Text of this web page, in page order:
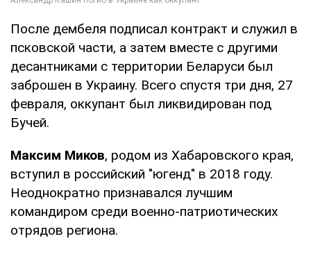
После дембеля подписал контракт и служил в
псковской части, а затем вместе с другими
десантниками с территории Беларуси был
заброшен в Украину. Всего спустя три дня, 27
февраля, оккупант был ликвидирован под
Бучей.
Максим Миков, родом из Хабаровского края,
вступил в российский "югенд" в 2018 году.
Неоднократно признавался лучшим
командиром среди военно-патриотических
отрядов региона.